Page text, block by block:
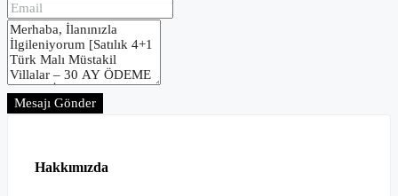
Mesajı Gönder
Hakkımızda